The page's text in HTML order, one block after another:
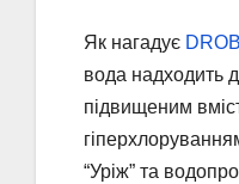
Як нагадує
вода надходить
підвищеним
“Уріж” та